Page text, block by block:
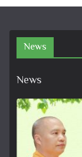
News
News